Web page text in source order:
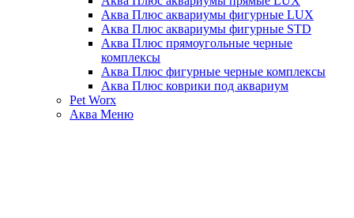
Аква Плюс аквариумы фигурные LUX
Аква Плюс аквариумы фигурные STD
Аква Плюс прямоугольные черные
комплексы
Аква Плюс фигурные черные комплексы
Аква Плюс коврики под аквариум
Pet Worx
Аква Меню